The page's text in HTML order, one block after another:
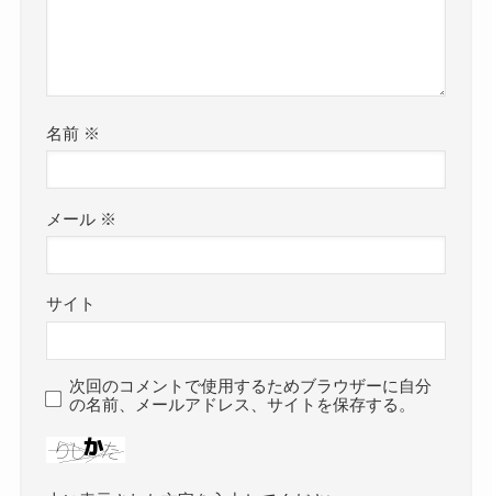
名前 ※
メール ※
サイト
次回のコメントで使用するためブラウザーに自分
の名前、メールアドレス、サイトを保存する。